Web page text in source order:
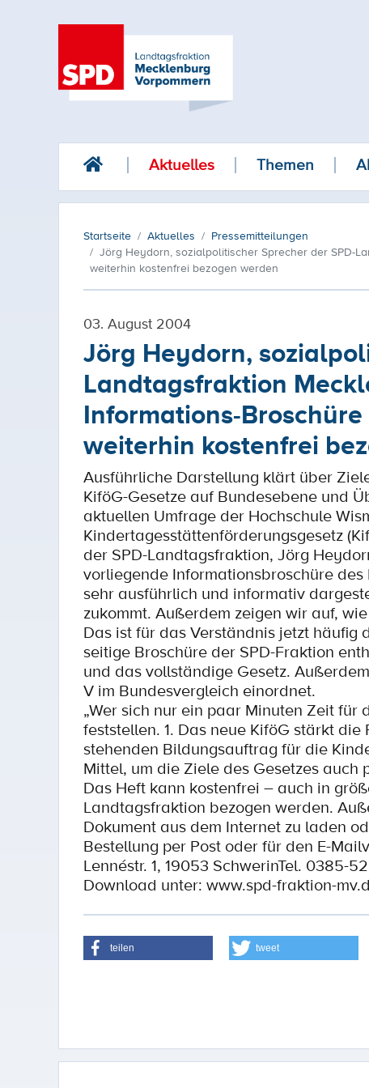
Aktuelles Themen
Startseite Aktuelles
Pressemitteilungen
Jörg Heydorn, sozialpolitischer Sprecher der SPD-
weiterhin kostenfrei bezogen werden
03. August 2004
Jörg Heydorn,
Landtagsfraktion
Informations-
weiterhin kostenfrei
Ausführliche Darstellung klärt über
KiföG-Gesetze auf Bundesebene und
aktuellen Umfrage der Hochschule
Kindertagesstättenförderungsgesetz
der SPD-Landtagsfraktion, Jörg
vorliegende Informationsbroschüre
sehr ausführlich und informativ
zukommt. Außerdem zeigen wir auf,
Das ist für das Verständnis jetzt
seitige Broschüre der SPD-Fraktion
und das vollständige Gesetz.
V im Bundesvergleich einordnet.
„Wer sich nur ein paar Minuten Zeit
feststellen. 1. Das neue KiföG stärkt
stehenden Bildungsauftrag für die
Mittel, um die Ziele des Gesetzes auch
Das Heft kann kostenfrei – auch in
Landtagsfraktion bezogen werden.
Dokument aus dem Internet zu laden
Bestellung per Post oder für den E-
Lennéstr. 1, 19053 SchwerinTel. 0385-
Download unter: www.spd-fraktion-
teilen tweet